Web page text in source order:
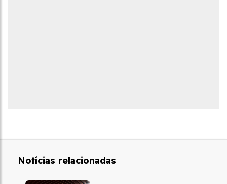
Notícias relacionadas